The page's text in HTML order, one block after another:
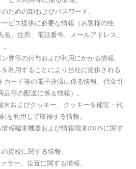
ためのIDおよびパスワード。
ビス提供に必要な情報（お客様の性
名、住所、電話番号、メールアドレス、
券等の付与および利用にかかる情報。
利用することにより当社に提供される
カード等の電子決済に係る情報、代金引
品等の配送に係る情報）。
およびクッキー、クッキーを補完・代
)を利用して取得する情報。
報端末機器および情報端末のOSに関す
接続に関する情報。
ラー、位置に関する情報。